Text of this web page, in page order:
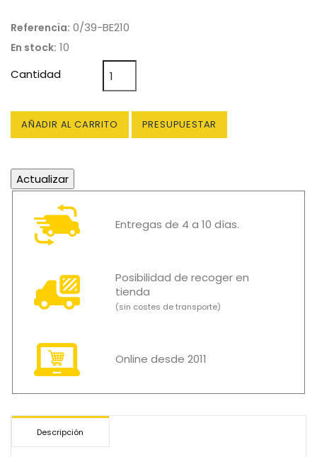
Referencia: 0/39-BE210
En stock: 10
Cantidad
AÑADIR AL CARRITO PRESUPUESTAR
Entregas de 4 a 10 días.
Posibilidad de recoger en
tienda
(sin costes de transporte)
Online desde 2011
Descripción